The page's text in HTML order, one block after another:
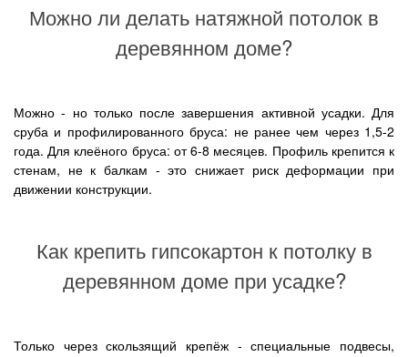
Можно ли делать натяжной потолок в
деревянном доме?
Можно - но только после завершения активной усадки. Для
сруба и профилированного бруса: не ранее чем через 1,5-2
года. Для клеёного бруса: от 6-8 месяцев. Профиль крепится к
стенам, не к балкам - это снижает риск деформации при
движении конструкции.
Как крепить гипсокартон к потолку в
деревянном доме при усадке?
Только через скользящий крепёж - специальные подвесы,